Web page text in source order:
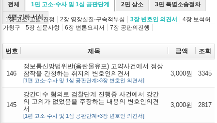
전체 1편 고소·수사 및 1심 공판단계
1장 고소·고발·진정 2장 영장실질·구속적부심 3장 변호인 의견서
4장 보석허
가청구
5장 신문사항 6장 변론요지서 7장 공판의진행
2편 상소
3편 특별소송절차
4편 기타 서식
번호 제목 금액 조회
146
정보통신망법위반(음란물유포) 고약사건에서 정상
참작을 간청하는 취지의 변호인의견서
[1편 고소·수사 및 1심 공판단계>3장 변호인 의견서]
3,000원 3345
145
강간미수 혐의로 검찰단계 진행중 사건에서 강간
의 고의가 없었음을 주장하는 내용의 변호인의견
서
[1편 고소·수사 및 1심 공판단계>3장 변호인 의견서]
3,000원 2817